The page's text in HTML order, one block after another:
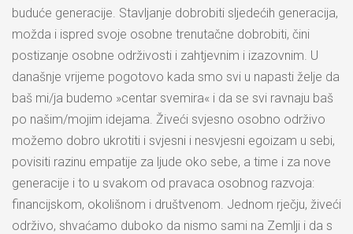
buduće generacije. Stavljanje dobrobiti sljedećih generacija,
možda i ispred svoje osobne trenutačne dobrobiti, čini
postizanje osobne održivosti i zahtjevnim i izazovnim. U
današnje vrijeme pogotovo kada smo svi u napasti želje da
baš mi/ja budemo »centar svemira« i da se svi ravnaju baš
po našim/mojim idejama. Živeći svjesno osobno održivo
možemo dobro ukrotiti i svjesni i nesvjesni egoizam u sebi,
povisiti razinu empatije za ljude oko sebe, a time i za nove
generacije i to u svakom od pravaca osobnog razvoja:
financijskom, okolišnom i društvenom. Jednom rječju, živeći
održivo, shvaćamo duboko da nismo sami na Zemlji i da s